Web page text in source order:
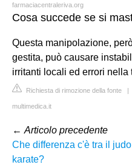
farmaciacentraleriva.org
Cosa succede se si
Questa manipolazione,
gestita, può causare
irritanti locali ed errori nella
Richiesta di rimozione della fonte |
multimedica.it
← Articolo precedente
Che differenza c'è tra il judo
karate?